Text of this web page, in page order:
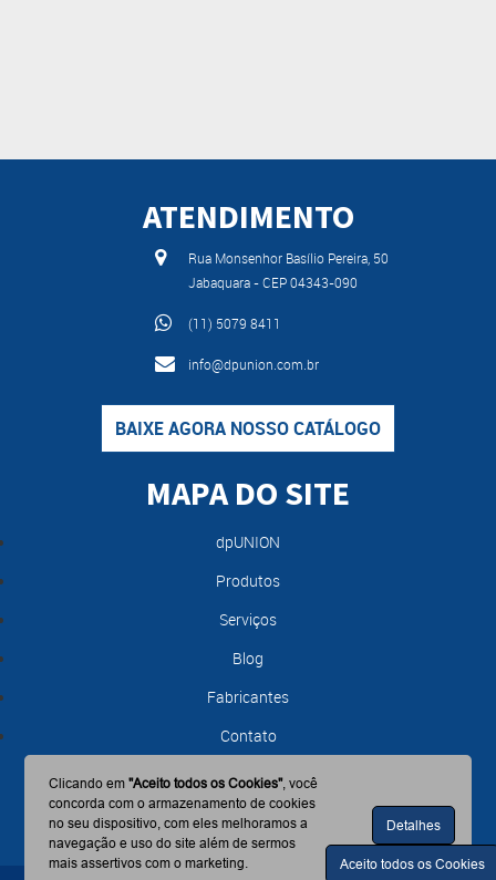
ATENDIMENTO
Rua Monsenhor Basílio Pereira, 50
Jabaquara - CEP 04343-090
(11) 5079 8411
info@dpunion.com.br
BAIXE AGORA NOSSO CATÁLOGO
MAPA DO SITE
dpUNION
Produtos
Serviços
Blog
Fabricantes
Contato
Clicando em"Aceito todos os Cookies", você
concorda com o armazenamento de cookies
no seu dispositivo, com eles melhoramos a
navegação e uso do site além de sermos
mais assertivos com o marketing.
Detalhes
Aceito todos os Cookies